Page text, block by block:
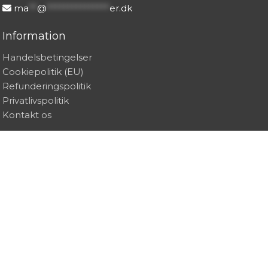
ma
@ er.dk
Information
Handelsbetingelser
Cookiepolitik (EU)
Refunderingspolitik
Privatlivspolitik
Kontakt os